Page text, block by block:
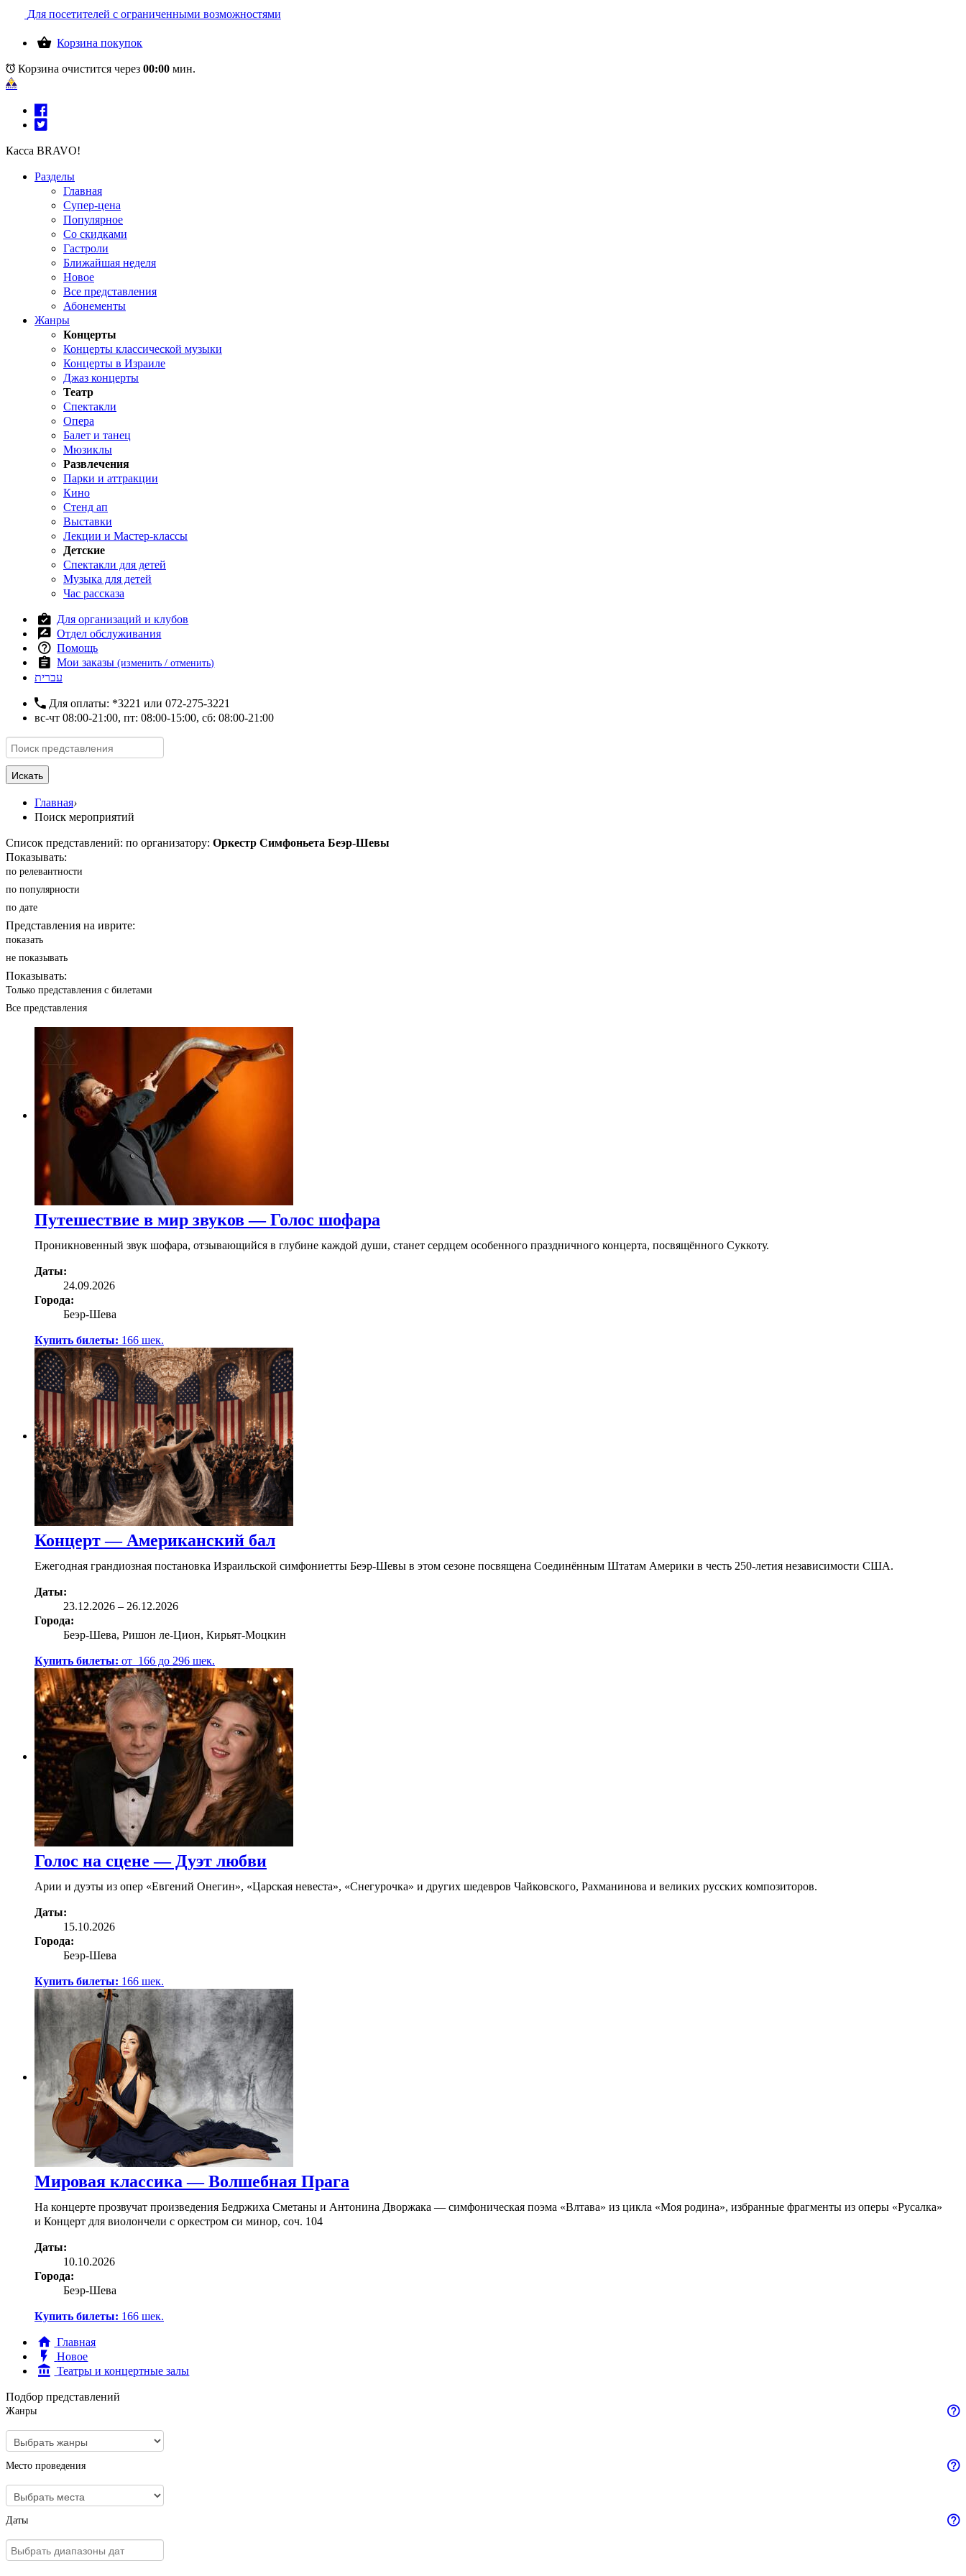
Для посетителей с ограниченными возможностями
Корзина покупок
Корзина очистится через 00:00 мин.
Касса BRAVO!
Разделы
Главная
Супер-цена
Популярное
Со скидками
Гастроли
Ближайшая неделя
Новое
Все представления
Абонементы
Жанры
Концерты
Концерты классической музыки
Концерты в Израиле
Джаз концерты
Театр
Спектакли
Опера
Балет и танец
Мюзиклы
Развлечения
Парки и аттракции
Кино
Стенд ап
Выставки
Лекции и Мастер-классы
Детские
Спектакли для детей
Музыка для детей
Час рассказа
Для организаций и клубов
Отдел обслуживания
Помощь
Мои заказы(изменить / отменить)
עברית
Для оплаты: *3221 или 072-275-3221
вс-чт 08:00-21:00, пт: 08:00-15:00, сб: 08:00-21:00
Искать
Главная›
Поиск мероприятий
Список представлений: по организатору: Оркестр Симфоньета Беэр-Шевы
Показывать:
по релевантности
по популярности
по дате
Представления на иврите:
показать
не показывать
Показывать:
Только представления с билетами
Все представления
Путешествие в мир звуков — Голос шофара
Проникновенный звук шофара, отзывающийся в глубине каждой души, станет сердцем особенного праздничного концерта, посвящённого Суккоту.
Даты:
24.09.2026
Города:
Беэр-Шева
Купить билеты: 166 шек.
Концерт — Американский бал
Ежегодная грандиозная постановка Израильской симфониетты Беэр-Шевы в этом сезоне посвящена Соединённым Штатам Америки в честь 250-летия независимости США.
Даты:
23.12.2026 – 26.12.2026
Города:
Беэр-Шева, Ришон ле-Цион, Кирьят-Моцкин
Купить билеты: от 166 до 296 шек.
Голос на сцене — Дуэт любви
Арии и дуэты из опер «Евгений Онегин», «Царская невеста», «Снегурочка» и других шедевров Чайковского, Рахманинова и великих русских композиторов.
Даты:
15.10.2026
Города:
Беэр-Шева
Купить билеты: 166 шек.
Мировая классика — Волшебная Прага
На концерте прозвучат произведения Бедржиха Сметаны и Антонина Дворжака — симфоническая поэма «Влтава» из цикла «Моя родина», избранные фрагменты из оперы «Русалка»
и Концерт для виолончели с оркестром си минор, соч. 104
Даты:
10.10.2026
Города:
Беэр-Шева
Купить билеты: 166 шек.
Главная
Новое
Театры и концертные залы
Подбор представлений
Жанры
Место проведения
Даты